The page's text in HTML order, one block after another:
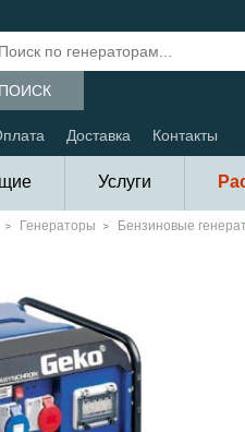
ПОИСК
Доставка Контакты
Услуги
Генераторы Бензиновые